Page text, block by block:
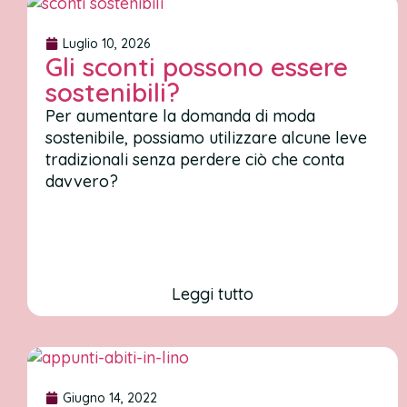
Luglio 10, 2026
Gli sconti possono essere
sostenibili?
Per aumentare la domanda di moda
sostenibile, possiamo utilizzare alcune leve
tradizionali senza perdere ciò che conta
davvero?
Leggi tutto
Giugno 14, 2022